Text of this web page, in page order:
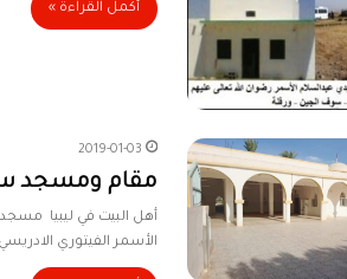
أكمل القراءة »
2019-01-03
مقام ومسجد
أهل البيت في ليبيا
الأسمر الفيتوري